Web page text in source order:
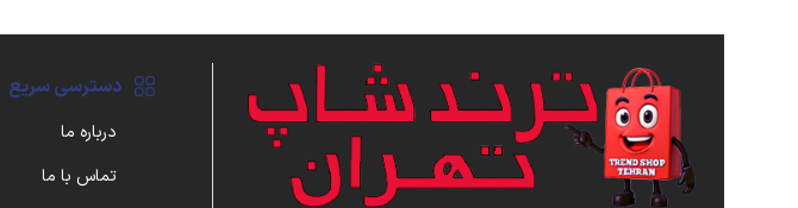
دسترسی سریع
درباره ما
تماس با ما